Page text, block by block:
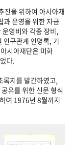
진을 위하여 아시아재
운영을 위한 자금
영비와 각종 장비,
인구관계 인명록, 기
시아재단은 미화
다.
록지를 발간하였고,
유를 위한 신문 형식
여 1976년 8월까지